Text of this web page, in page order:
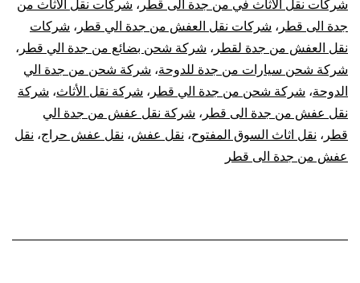
شركات نقل الاثاث في من جدة الى قطر ، شركات نقل الاثاث من
جدة الى قطر ، شركات نقل العفش من جدة الي قطر ، شركات
نقل العفش من جدة لقطر ، شركة شحن بضائع من جدة الي قطر ،
شركة شحن سيارات من جدة للدوحة، شركة شحن من جدة الي
الدوحة، شركة شحن من جدة الي قطر ، شركة نقل الأثاث، شركة
نقل عفش من جدة الى قطر ، شركة نقل عفش من جدة الي
قطر ، نقل اثاث السوق المفتوح، نقل عفش، نقل عفش حراج، نقل
عفش من جدة الى قطر